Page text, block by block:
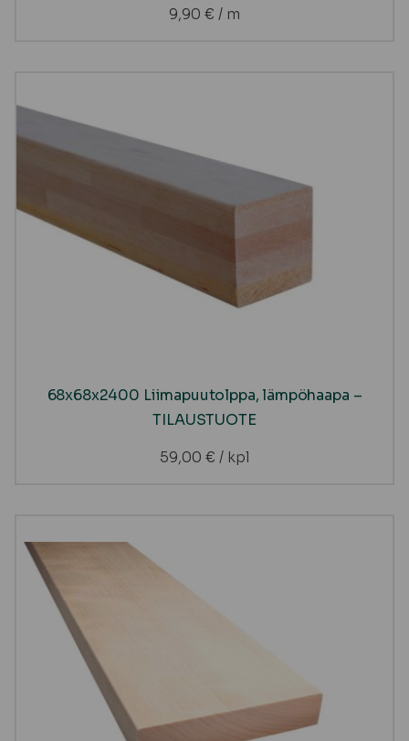
9,90 € / m
68x68x2400 Liimapuutolppa, lämpöhaapa –
TILAUSTUOTE
59,00 € / kpl